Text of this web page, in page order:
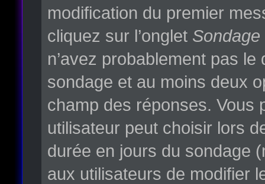
modification du premier
cliquez sur l’onglet Sondage
n’avez probablement pas
sondage et au moins deux
champ des réponses. Vous
utilisateur peut choisir lors
durée en jours du sondage
aux utilisateurs de modifier